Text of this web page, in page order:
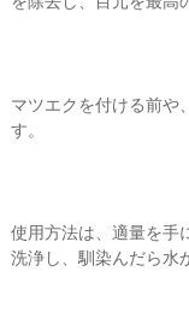
マツエクを付ける前や
す。
使用方法は、適量を手
洗浄し、馴染んだら水